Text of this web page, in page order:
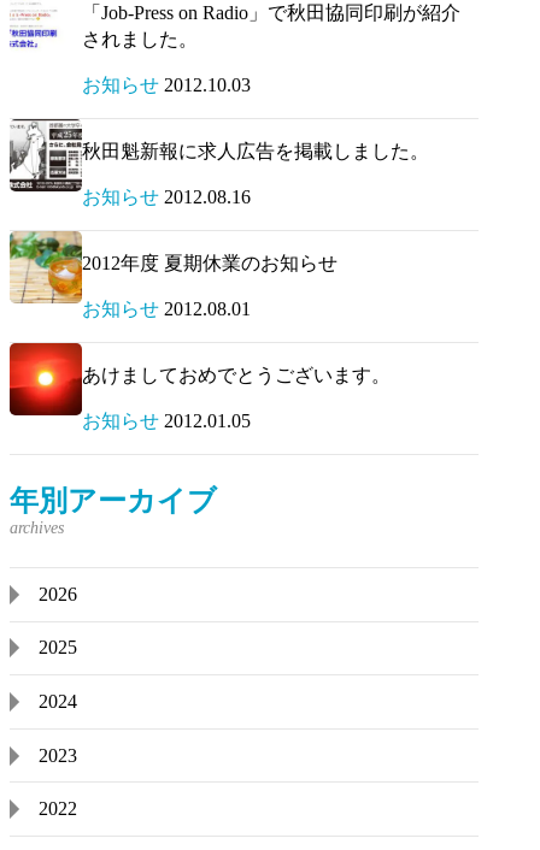
「Job-Press on Radio」で秋田協同印刷が紹介
されました。
お知らせ 2012.10.03
秋田魁新報に求人広告を掲載しました。
お知らせ 2012.08.16
2012年度 夏期休業のお知らせ
お知らせ 2012.08.01
あけましておめでとうございます。
お知らせ 2012.01.05
年別アーカイブ
2026
2025
2024
2023
2022